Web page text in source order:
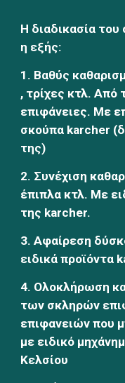
Η διαδικασία του
η εξής:
1. Βαθύς
, τρίχες κτλ. Από
επιφάνειες. Με
σκούπα karcher
της)
2. Συνέχιση
έπιπλα κτλ. Με
της karcher.
3. Aφαίρεση
ειδικά προϊόντα
4. Ολοκλήρωση
των σκληρών
επιφανειών που
με ειδικό
Κελσίου